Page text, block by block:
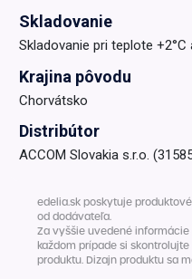
Skladovanie
Skladovanie pri teplote +2°C
Krajina pôvodu
Chorvátsko
Distribútor
ACCOM Slovakia s.r.o.
edelia.sk poskytuje
od dodávateľa.
Za vyššie uvedené
každom prípade si
produktu. Dizajn produktu sa